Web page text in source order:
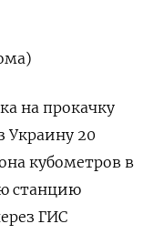
на прокачку
Украину 20
кубометров в
станцию
ГИС